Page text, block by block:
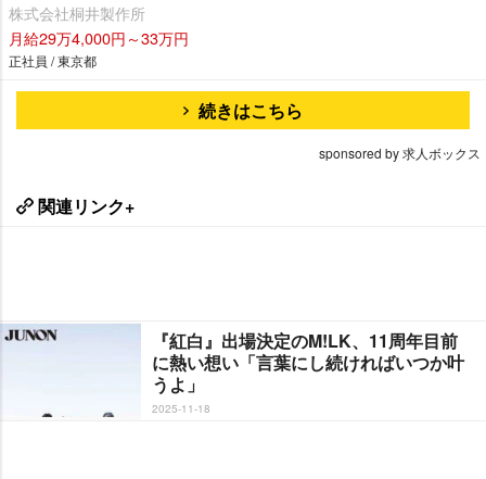
株式会社桐井製作所
月給29万4,000円～33万円
正社員 / 東京都
続きはこちら
sponsored by 求人ボックス
関連リンク+
『紅白』出場決定のM!LK、11周年目前
に熱い想い「言葉にし続ければいつか叶
うよ」
2025-11-18